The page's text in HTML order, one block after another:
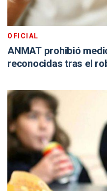
OFICIAL
ANMAT prohibió
reconocidas tras el